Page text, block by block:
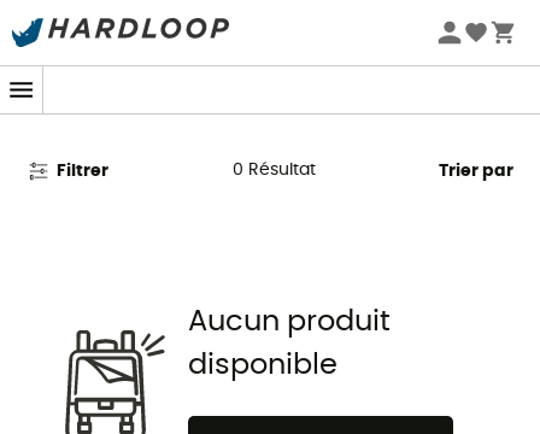
Promos d'été 🔥 -5 % EXTRA dès 2 produits* code Summer5
Tapis de tente Sierra Designs
Filtrer 0 Résultat Trier par
Aucun produit
disponible